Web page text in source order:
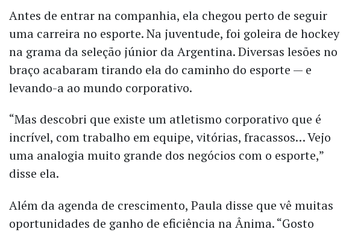
Antes de entrar na companhia, ela chegou perto de seguir
uma carreira no esporte. Na juventude, foi goleira de hockey
na grama da seleção júnior da Argentina. Diversas lesões no
braço acabaram tirando ela do caminho do esporte — e
levando-a ao mundo corporativo.
“Mas descobri que existe um atletismo corporativo que é
incrível, com trabalho em equipe, vitórias, fracassos… Vejo
uma analogia muito grande dos negócios com o esporte,”
disse ela.
Além da agenda de crescimento, Paula disse que vê muitas
oportunidades de ganho de eficiência na Ânima. “Gosto